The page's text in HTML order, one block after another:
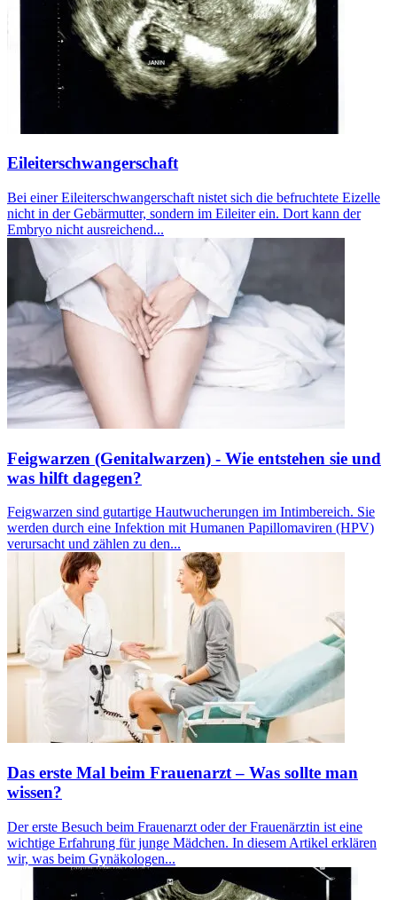
Eileiterschwangerschaft
Bei einer Eileiterschwangerschaft nistet sich die befruchtete Eizelle
nicht in der Gebärmutter, sondern im Eileiter ein. Dort kann der
Embryo nicht ausreichend...
Feigwarzen (Genitalwarzen) - Wie entstehen sie und
was hilft dagegen?
Feigwarzen sind gutartige Hautwucherungen im Intimbereich. Sie
werden durch eine Infektion mit Humanen Papillomaviren (HPV)
verursacht und zählen zu den...
Das erste Mal beim Frauenarzt – Was sollte man
wissen?
Der erste Besuch beim Frauenarzt oder der Frauenärztin ist eine
wichtige Erfahrung für junge Mädchen. In diesem Artikel erklären
wir, was beim Gynäkologen...